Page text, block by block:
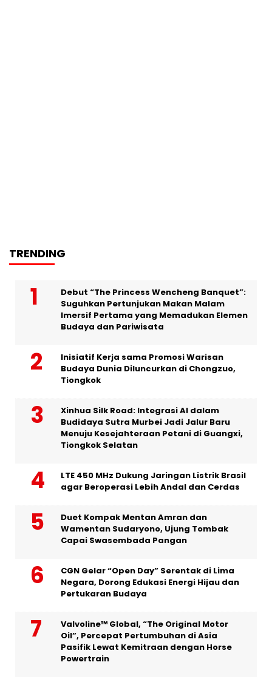
TRENDING
Debut “The Princess Wencheng Banquet”:
Suguhkan Pertunjukan Makan Malam
Imersif Pertama yang Memadukan Elemen
Budaya dan Pariwisata
Inisiatif Kerja sama Promosi Warisan
Budaya Dunia Diluncurkan di Chongzuo,
Tiongkok
Xinhua Silk Road: Integrasi AI dalam
Budidaya Sutra Murbei Jadi Jalur Baru
Menuju Kesejahteraan Petani di Guangxi,
Tiongkok Selatan
LTE 450 MHz Dukung Jaringan Listrik Brasil
agar Beroperasi Lebih Andal dan Cerdas
Duet Kompak Mentan Amran dan
Wamentan Sudaryono, Ujung Tombak
Capai Swasembada Pangan
CGN Gelar “Open Day” Serentak di Lima
Negara, Dorong Edukasi Energi Hijau dan
Pertukaran Budaya
Valvoline™ Global, “The Original Motor
Oil”, Percepat Pertumbuhan di Asia
Pasifik Lewat Kemitraan dengan Horse
Powertrain